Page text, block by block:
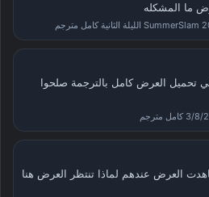
ما المشكله
تحميل العرض كامل بالترجمة صلحوا
العرض عندهم لماذا تنتظر العرض هنا